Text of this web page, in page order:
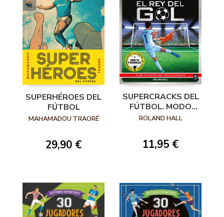
SUPERHÉROES DEL
FÚTBOL
MAHAMADOU TRAORÉ
29,90 €
SUPERCRACKS DEL
FÚTBOL. MODO
CARRERA. EL REY
ROLAND HALL
11,95 €